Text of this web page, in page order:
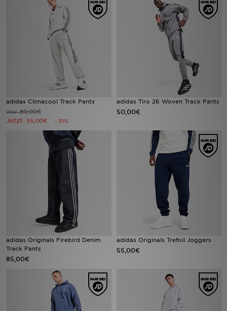
adidas Climacool Track Pants
War80,00€
Jetzt 55,00€ - 31%
adidas Tiro 26 Woven Track Pants
50,00€
adidas Originals Firebird Denim
Track Pants
85,00€
adidas Originals Trefoil Joggers
55,00€
Lade Die APP
Geschenkkarte
Meine Nachrichten
Bestellverfolgung
Hilfe & Kontakt
Trending Styles